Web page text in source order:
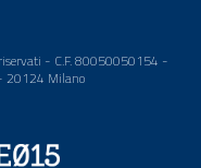
- C.F. 80050050154 -
20124 Milano